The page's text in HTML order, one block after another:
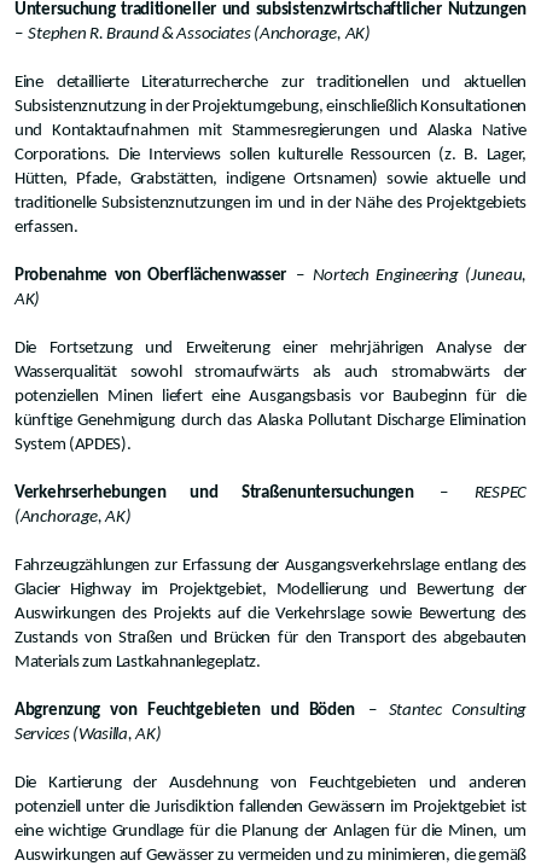
Untersuchung traditioneller und subsistenzwirtschaftlicher Nutzungen
– Stephen R. Braund & Associates (Anchorage, AK)
Eine detaillierte Literaturrecherche zur traditionellen und aktuellen
Subsistenznutzung in der Projektumgebung, einschließlich Konsultationen
und Kontaktaufnahmen mit Stammesregierungen und Alaska Native
Corporations. Die Interviews sollen kulturelle Ressourcen (z. B. Lager,
Hütten, Pfade, Grabstätten, indigene Ortsnamen) sowie aktuelle und
traditionelle Subsistenznutzungen im und in der Nähe des Projektgebiets
erfassen.
Probenahme von Oberflächenwasser – Nortech Engineering (Juneau,
AK)
Die Fortsetzung und Erweiterung einer mehrjährigen Analyse der
Wasserqualität sowohl stromaufwärts als auch stromabwärts der
potenziellen Minen liefert eine Ausgangsbasis vor Baubeginn für die
künftige Genehmigung durch das Alaska Pollutant Discharge Elimination
System (APDES).
Verkehrserhebungen und Straßenuntersuchungen –
RESPEC
(Anchorage, AK)
Fahrzeugzählungen zur Erfassung der Ausgangsverkehrslage entlang des
Glacier Highway im Projektgebiet, Modellierung und Bewertung der
Auswirkungen des Projekts auf die Verkehrslage sowie Bewertung des
Zustands von Straßen und Brücken für den Transport des abgebauten
Materials zum Lastkahnanlegeplatz.
Abgrenzung von Feuchtgebieten und Böden –
Stantec Consulting
Services (Wasilla, AK)
Die Kartierung der Ausdehnung von Feuchtgebieten und anderen
potenziell unter die Jurisdiktion fallenden Gewässern im Projektgebiet ist
eine wichtige Grundlage für die Planung der Anlagen für die Minen, um
Auswirkungen auf Gewässer zu vermeiden und zu minimieren, die gemäß